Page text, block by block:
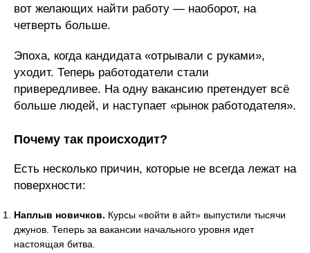
вот желающих найти работу — наоборот, на
четверть больше.
Эпоха, когда кандидата «отрывали с руками»,
уходит. Теперь работодатели стали
привередливее. На одну вакансию претендует всё
больше людей, и наступает «рынок работодателя».
Почему так происходит?
Есть несколько причин, которые не всегда лежат на
поверхности:
Наплыв новичков. Курсы «войти в айт» выпустили тысячи
джунов. Теперь за вакансии начального уровня идет
настоящая битва.